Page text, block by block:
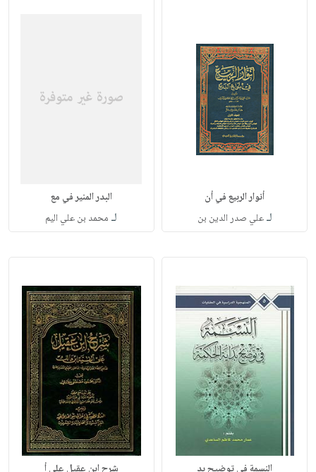
أنوار الربيع في أن
لـعلي صدر الدين بن
البدر المنير في مع
لـ محمد بن علي اليم